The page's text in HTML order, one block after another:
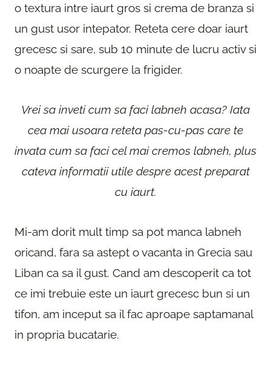
o textura intre iaurt gros si crema de branza si
un gust usor intepator. Reteta cere doar iaurt
grecesc si sare, sub 10 minute de lucru activ si
o noapte de scurgere la frigider.
Vrei sa inveti cum sa faci labneh acasa? Iata
cea mai usoara reteta pas-cu-pas care te
invata cum sa faci cel mai cremos labneh, plus
cateva informatii utile despre acest preparat
cu iaurt.
Mi-am dorit mult timp sa pot manca labneh
oricand, fara sa astept o vacanta in Grecia sau
Liban ca sa il gust. Cand am descoperit ca tot
ce imi trebuie este un iaurt grecesc bun si un
tifon, am inceput sa il fac aproape saptamanal
in propria bucatarie.